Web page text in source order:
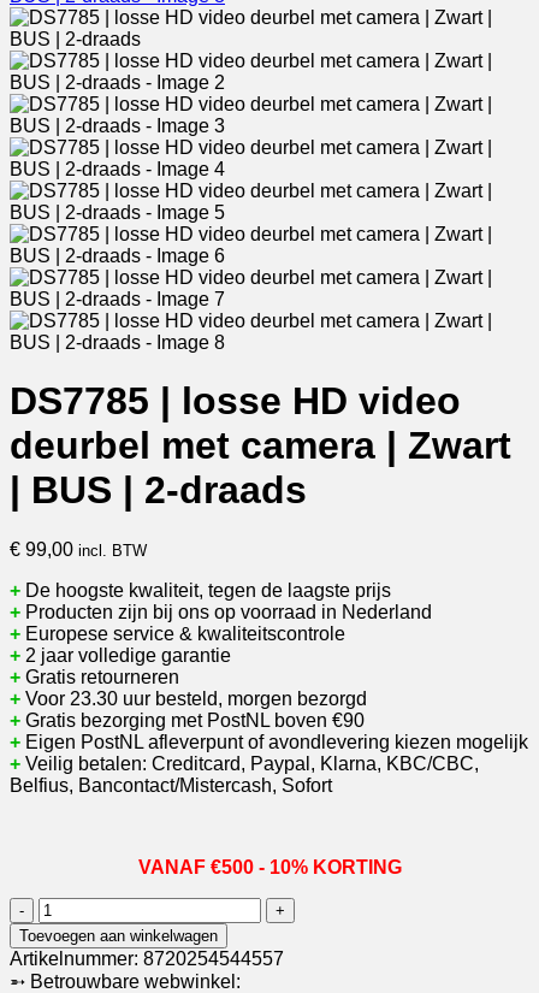
DS7785 | losse HD video
deurbel met camera | Zwart
| BUS | 2-draads
€ 99,00 incl. BTW
+ De hoogste kwaliteit, tegen de laagste prijs
+ Producten zijn bij ons op voorraad in Nederland
+ Europese service & kwaliteitscontrole
+ 2 jaar volledige garantie
+ Gratis retourneren
+ Voor 23.30 uur besteld, morgen bezorgd
+ Gratis bezorging met PostNL boven €90
+ Eigen PostNL afleverpunt of avondlevering kiezen mogelijk
+ Veilig betalen: Creditcard, Paypal, Klarna, KBC/CBC,
Belfius, Bancontact/Mistercash, Sofort
VANAF €500 - 10% KORTING
DS7785
|
losse
HD
Toevoegen aan winkelwagen
Artikelnummer: 8720254544557
➵ Betrouwbare webwinkel: